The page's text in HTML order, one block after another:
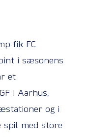
fik FC
i sæsonens
et
i Aarhus,
og i
spil med store